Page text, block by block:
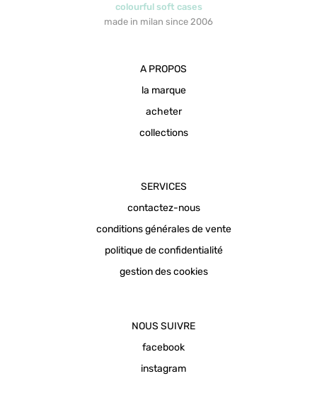
colourful soft cases
made in milan since 2006
A PROPOS
la marque
acheter
collections
SERVICES
contactez-nous
conditions générales de vente
politique de confidentialité
gestion des cookies
NOUS SUIVRE
facebook
instagram